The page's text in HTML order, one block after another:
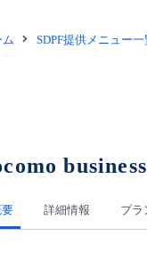
ム SDPF提供メニュー一
詳細情報 プラ